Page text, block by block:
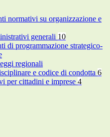
normativi su organizzazione e
generali 10
di programmazione strategico-
regionali
e codice di condotta 6
per cittadini e imprese 4